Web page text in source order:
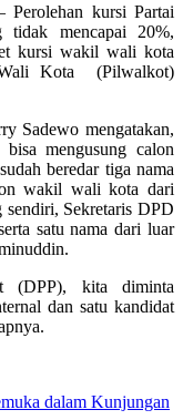
Perolehan kursi Partai
mencapai 20%,
kursi wakil wali kota
Kota (Pilwalkot)
Sadewo mengatakan,
mengusung calon
beredar tiga nama
wakil wali kota dari
Sekretaris DPD
satu nama dari luar
(DPP), kita diminta
dan satu kandidat
dalam Kunjungan